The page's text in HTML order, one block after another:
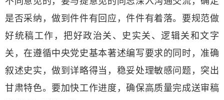
是否采纳，做到件件有回应，件件有着落。要规范做
好统稿工作，把好政治关、史实关、逻辑关和文字
关，在遵循中央党史基本著述编写要求的同时，准确
叙述史实，做到详略得当，稳妥处理敏感问题，突出
甘肃特色。要加快工作进度，确保高质量完成送审稿